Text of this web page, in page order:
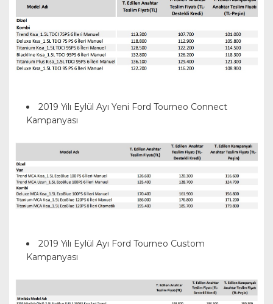
2019 Yılı Eylül Ayı Yeni Ford Tourneo Connect
Kampanyası
2019 Yılı Eylül Ayı Ford Tourneo Custom
Kampanyası